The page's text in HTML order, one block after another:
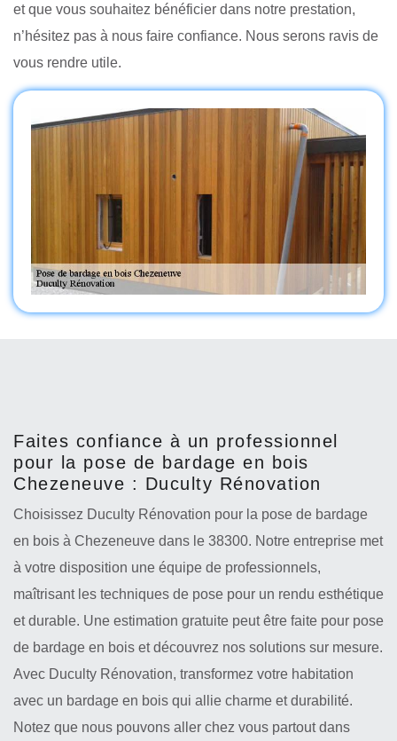
et que vous souhaitez bénéficier dans notre prestation,
n’hésitez pas à nous faire confiance. Nous serons ravis de
vous rendre utile.
Faites confiance à un professionnel
pour la pose de bardage en bois
Chezeneuve : Duculty Rénovation
Choisissez Duculty Rénovation pour la pose de bardage
en bois à Chezeneuve dans le 38300. Notre entreprise met
à votre disposition une équipe de professionnels,
maîtrisant les techniques de pose pour un rendu esthétique
et durable. Une estimation gratuite peut être faite pour pose
de bardage en bois et découvrez nos solutions sur mesure.
Avec Duculty Rénovation, transformez votre habitation
avec un bardage en bois qui allie charme et durabilité.
Notez que nous pouvons aller chez vous partout dans